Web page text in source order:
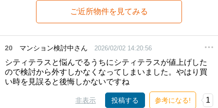
ご近所物件を見てみる
20 マンション検討中さん 2026/02/02 14:20:56
シティテラスと悩んでるうちにシティテラスが値上げした
ので検討から外すしかなくなってしまいました。やはり買
い時を見誤ると後悔しかないですね
非表示 投稿する 参考になる! 1